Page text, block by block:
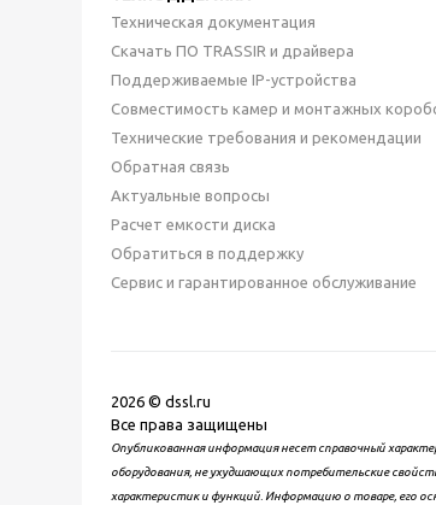
Техническая документация
Скачать ПО TRASSIR и драйвера
Поддерживаемые IP-устройства
Совместимость камер и монтажных
Технические требования и рекомендации
Обратная связь
Актуальные вопросы
Расчет емкости диска
Обратиться в поддержку
Сервис и гарантированное обслуживание
2026 © dssl.ru
Все права защищены
Опубликованная информация несет справочный
оборудования, не ухудшающих потребительские
характеристик и функций. Информацию о товаре, его